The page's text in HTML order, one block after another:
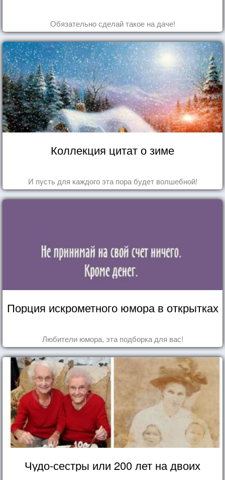
Обязательно сделай такое на даче!
Коллекция цитат о зиме
И пусть для каждого эта пора будет волшебной!
Порция искрометного юмора в открытках
Любители юмора, эта подборка для вас!
Чудо-сестры или 200 лет на двоих